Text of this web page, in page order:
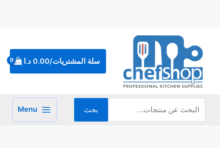
سلة المشتريات/0.00 د.ا
عن:
بحث Menu